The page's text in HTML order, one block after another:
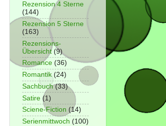
Rezension 4 Sterne
(144)
Rezension 5 Sterne
(163)
Rezensions-
Übersicht (9)
Romance (36)
Romantik (24)
Sachbuch (33)
Satire (1)
Sciene-Fiction (14)
Serienmittwoch (100)